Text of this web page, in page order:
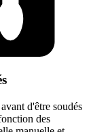
d'être soudés
des